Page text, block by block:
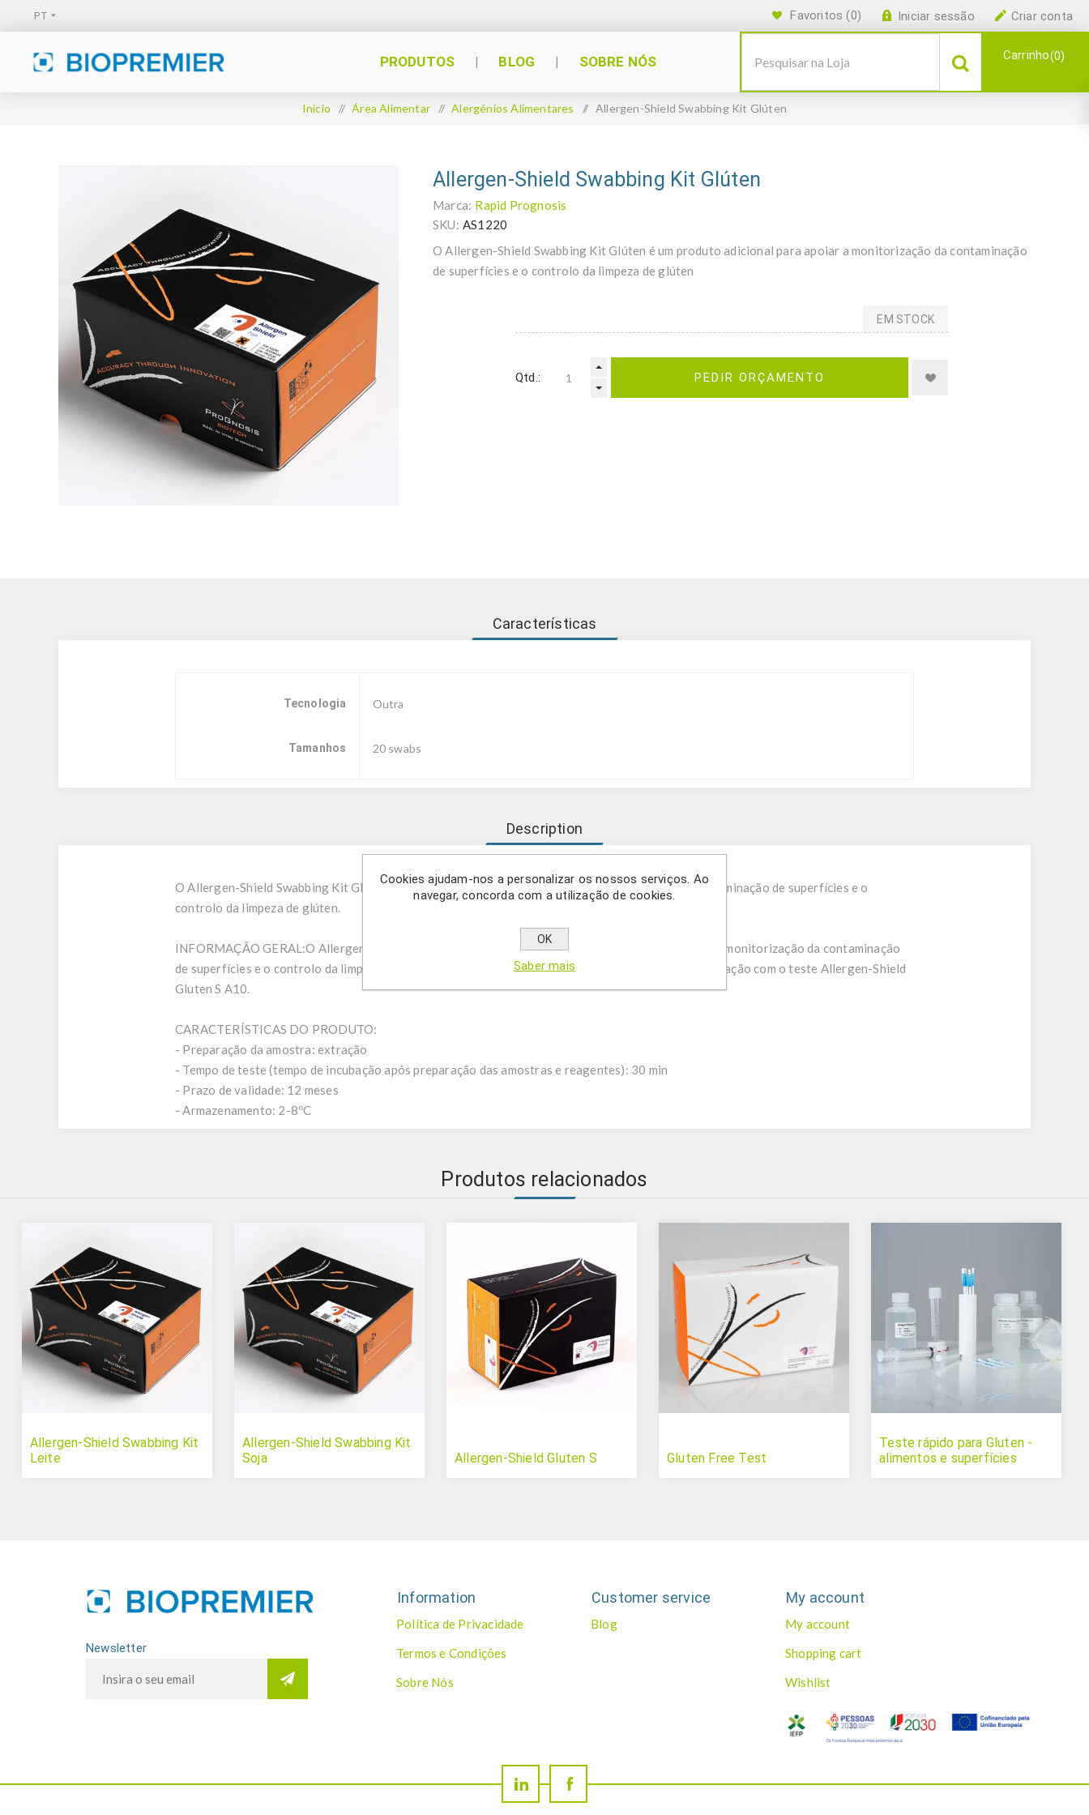
Criar conta
Iniciar sessão
Favoritos (0)
PRODUTOS BLOG SOBRE NÓS Carrinho 0
Início / Área Alimentar / Alergénios Alimentares / Allergen-Shield Swabbing Kit Glúten
Allergen-Shield Swabbing Kit Glúten
Marca: Rapid Prognosis
SKU: AS1220
O Allergen-Shield Swabbing Kit Glúten é um produto adicional para apoiar a monitorização da contaminação
de superfícies e o controlo da limpeza de glúten
EM STOCK
Qtd.: PEDIR ORÇAMENTO
Características
Tecnologia Outra
Tamanhos 20 swabs
Description
O Allergen-Shield Swabbing Kit Glúten é um produto adicional para apoiar a monitorização da contaminação de superfícies e o
controlo da limpeza de glúten.
INFORMAÇÃO GERAL:O Allergen-Shield Swabbing Kit Gluten é um produto adicional para apoiar a monitorização da contaminação
de superfícies e o controlo da limpeza de glúten. Foi especialmente concebido e validado para a aplicação com o teste Allergen-Shield
Gluten S A10.
CARACTERÍSTICAS DO PRODUTO:
- Preparação da amostra: extração
- Tempo de teste (tempo de incubação após preparação das amostras e reagentes): 30 min
- Prazo de validade: 12 meses
- Armazenamento: 2-8ºC
Produtos relacionados
Allergen-Shield Swabbing Kit
Leite
Allergen-Shield Swabbing Kit
Soja
Allergen-Shield Gluten S Gluten Free Test
Teste rápido para Gluten -
alimentos e superfícies
Newsletter
Information
Política de Privacidade
Termos e Condições
Sobre Nós
Customer service
Blog
My account
My account
Shopping cart
Wishlist
Cookies ajudam-nos a personalizar os nossos serviços. Ao
navegar, concorda com a utilização de cookies.
OK
Saber mais